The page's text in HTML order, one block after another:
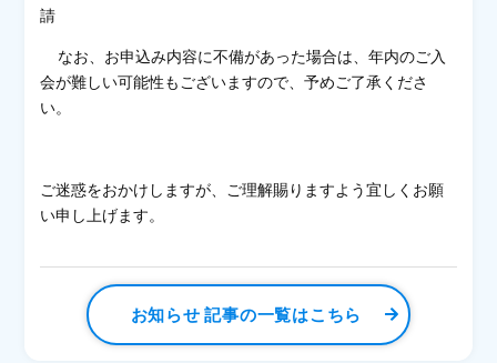
請
なお、お申込み内容に不備があった場合は、年内のご入
会が難しい可能性もございますので、予めご了承くださ
い。
ご迷惑をおかけしますが、ご理解賜りますよう宜しくお願
い申し上げます。
お知らせ 記事の一覧はこちら